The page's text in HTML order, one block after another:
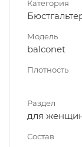
Категория
Модель
balconet
Плотность
Раздел
для
Состав